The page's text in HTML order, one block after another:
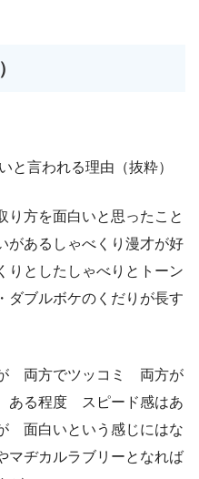
と言われる理由（抜粋）
り方を面白いと思ったこと
があるしゃべくり漫才が好
りとしたしゃべりとトーン
ダブルボケのくだりが長す
が 両方でツッコミ 両方が
ある程度 スピード感はあ
面白いという感じにはな
マヂカルラブリーとなれば